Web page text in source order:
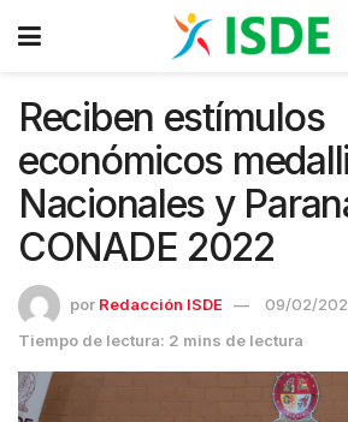
Reciben estímulos
económicos
Nacionales y
CONADE 2022
por Redacción ISDE
09/02/
Tiempo de lectura: 2 mins de lectura